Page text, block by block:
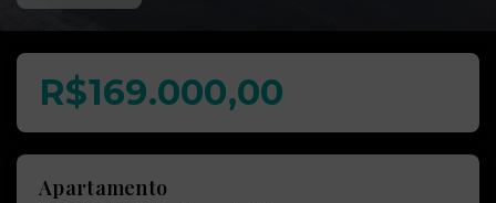
R$169.000,00
Apartamento